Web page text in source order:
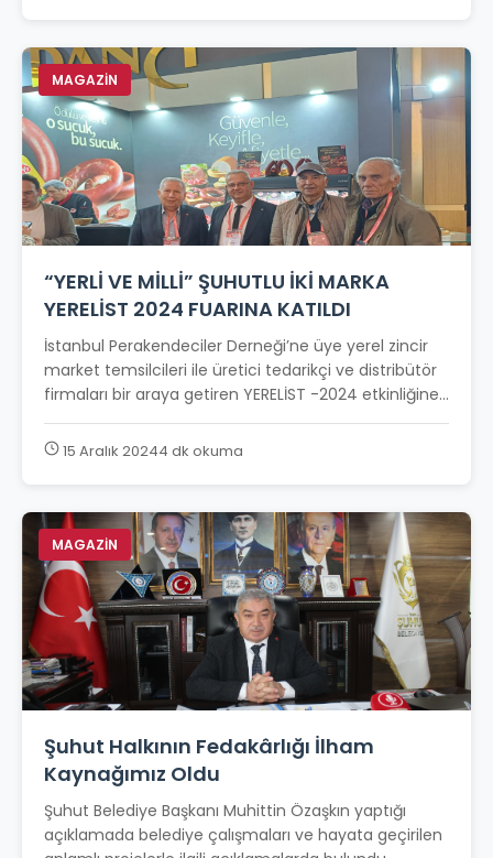
MAGAZİN
“YERLİ VE MİLLİ” ŞUHUTLU İKİ MARKA
YERELİST 2024 FUARINA KATILDI
İstanbul Perakendeciler Derneği’ne üye yerel zincir
market temsilcileri ile üretici tedarikçi ve distribütör
firmaları bir araya getiren YERELİST -2024 etkinliğine...
15 Aralık 20244 dk okuma
MAGAZİN
Şuhut Halkının Fedakârlığı İlham
Kaynağımız Oldu
Şuhut Belediye Başkanı Muhittin Özaşkın yaptığı
açıklamada belediye çalışmaları ve hayata geçirilen